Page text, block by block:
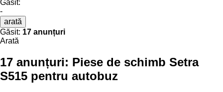
Găsit:
-
arată
Găsit: 17 anunțuri
Arată
17 anunțuri: Piese de schimb Setra
S515 pentru autobuz